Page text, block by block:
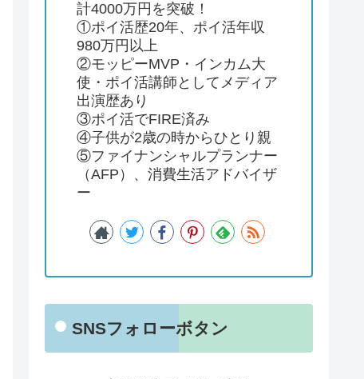
計4000万円を突破！
①ポイ活歴20年、ポイ活年収
980万円以上
②モッピーMVP・インカム大
使・ポイ活講師としてメディア
出演歴あり
③ポイ活でFIRE済み
④子供が2歳の時からひとり親
⑤ファイナンシャルプランナー
（AFP）、消費生活アドバイザ
ー
SNSフォローボタン